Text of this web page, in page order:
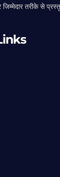
जिम्मेदार तरीके से